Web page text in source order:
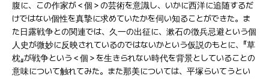
腹に、この作家が＜個＞の芸術を意識し、いかに西洋に追随するだ
けではない個性を真摯に求めていたかを伺い知ることができた。ま
た日露戦争との関連では、久一の出征に、漱石の徴兵忌避という個
人史が微妙に反映されているのではないかという仮説のもとに、『草
枕』が戦争という＜個＞を生きられない時代を背景としていることの
意味について触れてみた。また那美については、平塚らいてうとい